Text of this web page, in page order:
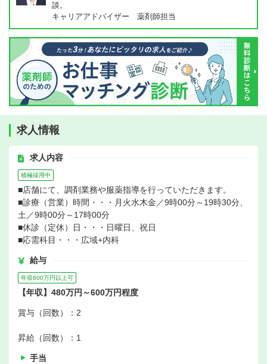
談。
キャリアアドバイザー 薬剤師担当
求人情報
求人内容
積極採用中
■店舗にて、調剤業務や服薬指導を行っていただきます。
■診療（営業）時間・・・月火水木金／9時00分～19時30分、
土／9時00分～17時00分
■休診（定休）日・・・日曜日、祝日
■応需科目・・・広域+内科
給与
年収600万円以上可
【年収】480万円～600万円程度
賞与（回数）：2
昇給（回数）：1
手当